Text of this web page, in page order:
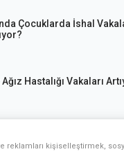
Çocuklarda İshal
Hastalığı Vakaları
reklamları kişiselleştirmek,